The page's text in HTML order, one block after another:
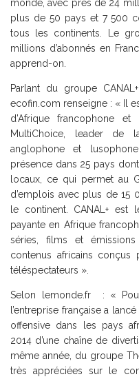
monde, avec près de 24
plus de 50 pays et 7 500
tous les continents. Le
millions d’abonnés en
apprend-on.
Parlant du groupe
ecofin.com renseigne : « Il
d’Afrique francophone
MultiChoice, leader de
anglophone et
présence dans 25 pays
locaux, ce qui permet au
d’emplois avec plus de
le continent. CANAL+ est
payante en Afrique
séries, films et
contenus africains
téléspectateurs ».
Selon lemonde.fr : «
l’entreprise française a
offensive dans les pays
2014 d’une chaîne de
même année, du groupe
très appréciées sur le